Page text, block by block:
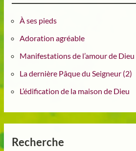
À ses pieds
Adoration agréable
Manifestations de l’amour de Dieu
La dernière Pâque du Seigneur (2)
L’édification de la maison de Dieu
Recherche